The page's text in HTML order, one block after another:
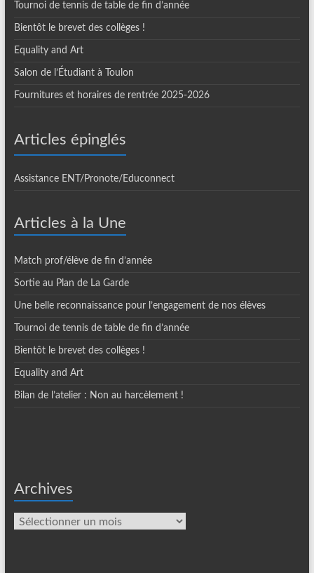
Tournoi de tennis de table de fin d’année
Bientôt le brevet des collèges !
Equality and Art
Salon de l’Étudiant à Toulon
Fournitures et horaires de rentrée 2025-2026
Articles épinglés
Assistance ENT/Pronote/Educonnect
Articles à la Une
Match prof/élève de fin d’année
Sortie au Plan de La Garde
Une belle reconnaissance pour l’engagement de nos élèves
Tournoi de tennis de table de fin d’année
Bientôt le brevet des collèges !
Equality and Art
Bilan de l’atelier : Non au harcèlement !
Archives
Archives